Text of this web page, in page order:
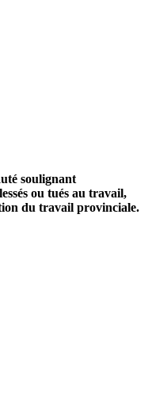
soulignant
ou tués au travail,
du travail provinciale.